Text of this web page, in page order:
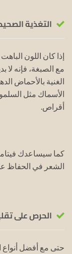
التغذية
إذا كان اللون
مع الصبغة، فإنه لا
الغنية بالأحماض
الأسماك مثل
أقراص.
كما سيساعدك
الشعر في الحفاظ
الحرص على
حتى مع أفضل أنواع